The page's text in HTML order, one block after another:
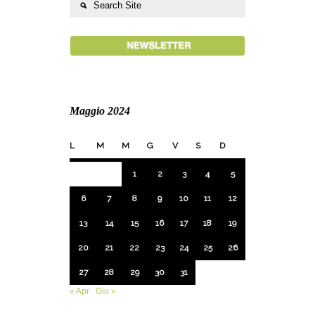
Maggio 2024
L M M G V S D
1 2 3 4 5
6 7 8 9 10 11 12
13 14 15 16 17 18 19
20 21 22 23 24 25 26
27 28 29 30
31
« Apr
Giu »